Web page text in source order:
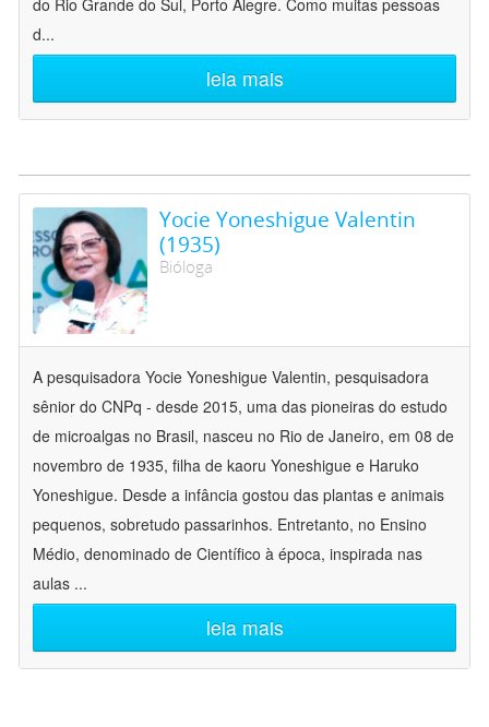
do Rio Grande do Sul, Porto Alegre. Como muitas pessoas
d...
leia mais
Yocie Yoneshigue Valentin
(1935)
Bióloga
A pesquisadora Yocie Yoneshigue Valentin, pesquisadora
sênior do CNPq - desde 2015, uma das pioneiras do estudo
de microalgas no Brasil, nasceu no Rio de Janeiro, em 08 de
novembro de 1935, filha de kaoru Yoneshigue e Haruko
Yoneshigue. Desde a infância gostou das plantas e animais
pequenos, sobretudo passarinhos. Entretanto, no Ensino
Médio, denominado de Científico à época, inspirada nas
aulas ...
leia mais